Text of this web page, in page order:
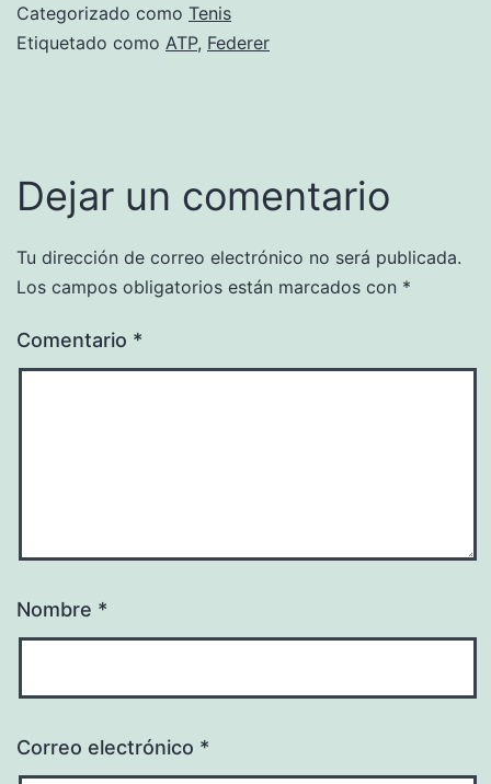
Categorizado como Tenis
Etiquetado como ATP, Federer
Dejar un comentario
Tu dirección de correo electrónico no será publicada.
Los campos obligatorios están marcados con *
Comentario *
Nombre *
Correo electrónico *